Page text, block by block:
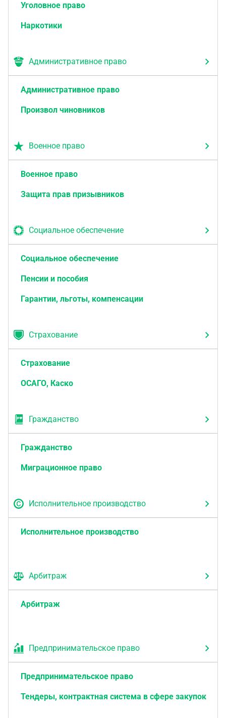
Уголовное право
Наркотики
Административное право
Административное право
Произвол чиновников
Военное право
Военное право
Защита прав призывников
Социальное обеспечение
Социальное обеспечение
Пенсии и пособия
Гарантии, льготы, компенсации
Страхование
Страхование
ОСАГО, Каско
Гражданство
Гражданство
Миграционное право
Исполнительное производство
Исполнительное производство
Арбитраж
Арбитраж
Предпринимательское право
Предпринимательское право
Тендеры, контрактная система в сфере закупок